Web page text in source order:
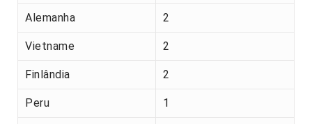
Alemanha 2
Vietname 2
Finlândia 2
Peru 1